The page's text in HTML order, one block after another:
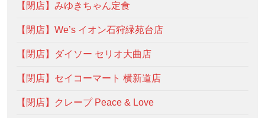
【閉店】みゆきちゃん定食
【閉店】We’s イオン石狩緑苑台店
【閉店】ダイソー セリオ大曲店
【閉店】セイコーマート 横新道店
【閉店】クレープ Peace & Love